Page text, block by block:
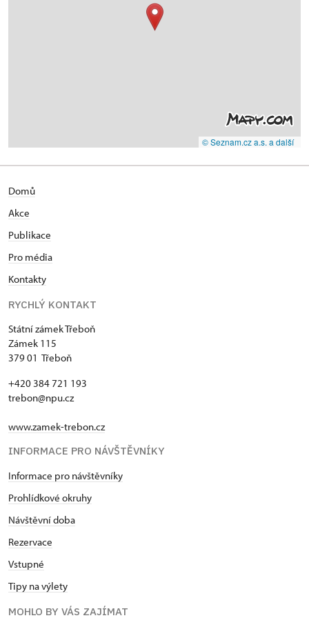
© Seznam.cz a.s. a další
Domů
Akce
Publikace
Pro média
Kontakty
RYCHLÝ KONTAKT
Státní zámek Třeboň
Zámek 115
379 01 Třeboň
+420 384 721 193
trebon@npu.cz
www.zamek-trebon.cz
INFORMACE PRO NÁVŠTĚVNÍKY
Informace pro návštěvníky
Prohlídkové okruhy
Návštěvní doba
Rezervace
Vstupné
Tipy na výlety
MOHLO BY VÁS ZAJÍMAT